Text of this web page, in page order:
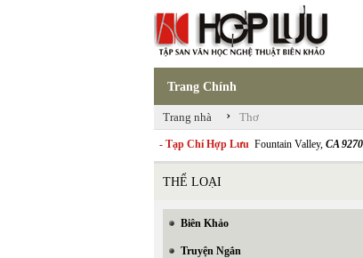
Trang Chính
Trang nhà › Thơ
- Tạp Chí Hợp Lưu Fountain Valley, CA
THỂ LOẠI
Biên Khảo
Truyện Ngắn